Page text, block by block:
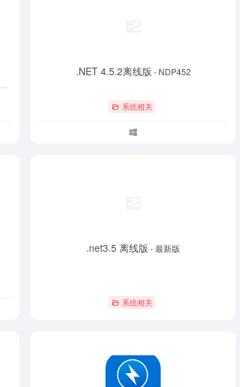
.NET 4.5.2离线版 - NDP452
系统相关
.net3.5 离线版 - 最新版
系统相关